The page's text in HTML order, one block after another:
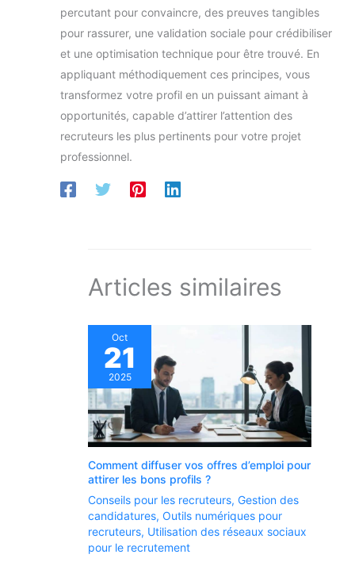
percutant pour convaincre, des preuves tangibles
pour rassurer, une validation sociale pour crédibiliser
et une optimisation technique pour être trouvé. En
appliquant méthodiquement ces principes, vous
transformez votre profil en un puissant aimant à
opportunités, capable d’attirer l’attention des
recruteurs les plus pertinents pour votre projet
professionnel.
Articles similaires
Oct
21
2025
Comment diffuser vos offres d’emploi pour
attirer les bons profils ?
Conseils pour les recruteurs, Gestion des
candidatures, Outils numériques pour
recruteurs, Utilisation des réseaux sociaux
pour le recrutement